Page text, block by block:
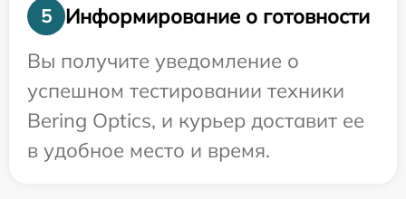
5
Информирование о готовности
Вы получите уведомление о
успешном тестировании техники
Bering Optics, и курьер доставит ее
в удобное место и время.